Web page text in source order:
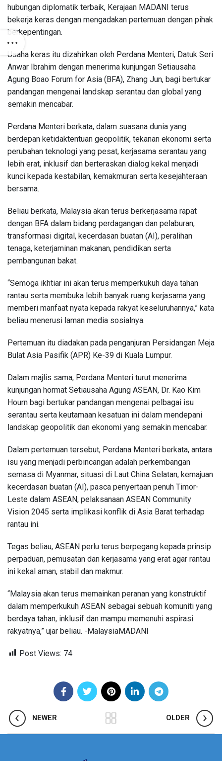
hubungan diplomatik terbaik, Kerajaan MADANI terus
bekerja keras dengan mengadakan pertemuan dengan pihak
berkepentingan.
Usaha keras itu dizahirkan oleh Perdana Menteri, Datuk Seri
Anwar Ibrahim dengan menerima kunjungan Setiausaha
Agung Boao Forum for Asia (BFA), Zhang Jun, bagi bertukar
pandangan mengenai landskap serantau dan global yang
semakin mencabar.
Perdana Menteri berkata, dalam suasana dunia yang
berdepan ketidaktentuan geopolitik, tekanan ekonomi serta
perubahan teknologi yang pesat, kerjasama serantau yang
lebih erat, inklusif dan berteraskan dialog kekal menjadi
kunci kepada kestabilan, kemakmuran serta kesejahteraan
bersama.
Beliau berkata, Malaysia akan terus berkerjasama rapat
dengan BFA dalam bidang perdagangan dan pelaburan,
transformasi digital, kecerdasan buatan (AI), peralihan
tenaga, keterjaminan makanan, pendidikan serta
pembangunan bakat.
“Semoga ikhtiar ini akan terus memperkukuh daya tahan
rantau serta membuka lebih banyak ruang kerjasama yang
memberi manfaat nyata kepada rakyat keseluruhannya,” kata
beliau menerusi laman media sosialnya.
Pertemuan itu diadakan pada penganjuran Persidangan Meja
Bulat Asia Pasifik (APR) Ke-39 di Kuala Lumpur.
Dalam majlis sama, Perdana Menteri turut menerima
kunjungan hormat Setiausaha Agung ASEAN, Dr. Kao Kim
Hourn bagi bertukar pandangan mengenai pelbagai isu
serantau serta keutamaan kesatuan ini dalam mendepani
landskap geopolitik dan ekonomi yang semakin mencabar.
Dalam pertemuan tersebut, Perdana Menteri berkata, antara
isu yang menjadi perbincangan adalah perkembangan
semasa di Myanmar, situasi di Laut China Selatan, kemajuan
kecerdasan buatan (AI), pasca penyertaan penuh Timor-
Leste dalam ASEAN, pelaksanaan ASEAN Community
Vision 2045 serta implikasi konflik di Asia Barat terhadap
rantau ini.
Tegas beliau, ASEAN perlu terus berpegang kepada prinsip
perpaduan, pemusatan dan kerjasama yang erat agar rantau
ini kekal aman, stabil dan makmur.
“Malaysia akan terus memainkan peranan yang konstruktif
dalam memperkukuh ASEAN sebagai sebuah komuniti yang
berdaya tahan, inklusif dan mampu memenuhi aspirasi
rakyatnya,” ujar beliau. -MalaysiaMADANI
Post Views: 74
NEWER OLDER